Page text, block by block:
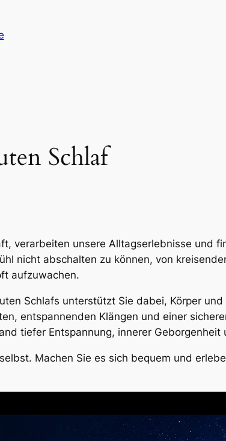
Schlaf
verarbeiten unsere Alltagserlebnisse und
nicht abschalten zu können, von
aufzuwachen.
Schlafs unterstützt Sie dabei, Körper
entspannenden Klängen und einer
tiefer Entspannung, innerer
Machen Sie es sich bequem und